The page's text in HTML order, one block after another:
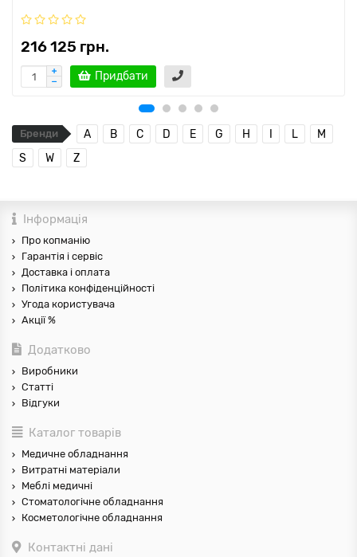
216 125 грн.
Придбати
Бренди A B C D E G H I L
M
S
W Z
Інформація
Про копманію
Гарантія і сервіс
Доставка і оплата
Політика конфіденційності
Угода користувача
Акції %
Додатково
Виробники
Статті
Відгуки
Каталог товарів
Медичне обладнання
Витратні матеріали
Меблі медичні
Стоматологічне обладнання
Косметологічне обладнання
Контактні дані